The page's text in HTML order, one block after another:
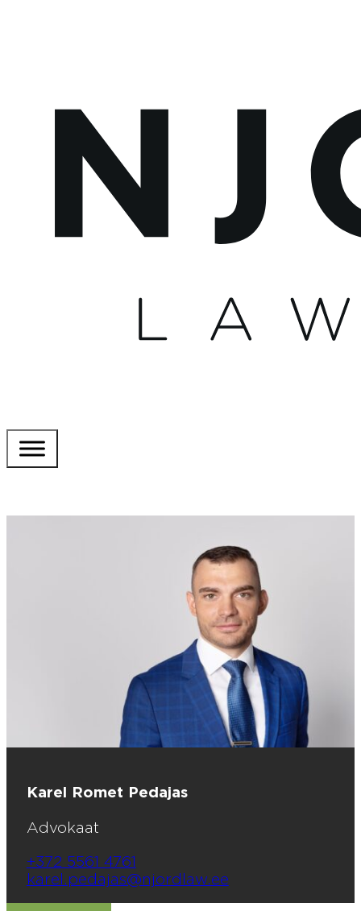
Karel Romet Pedajas
Advokaat
+372 5561 4761
karel.pedajas@njordlaw.ee